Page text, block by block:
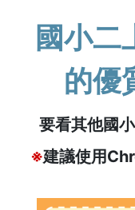
國小二
的優
要看其他國
※建議使用